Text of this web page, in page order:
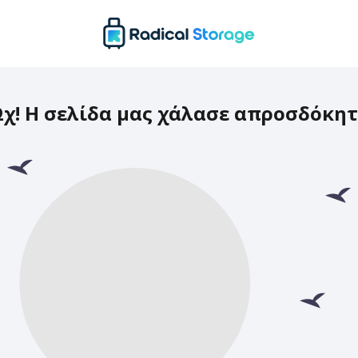
Η σελίδα μας χάλασε